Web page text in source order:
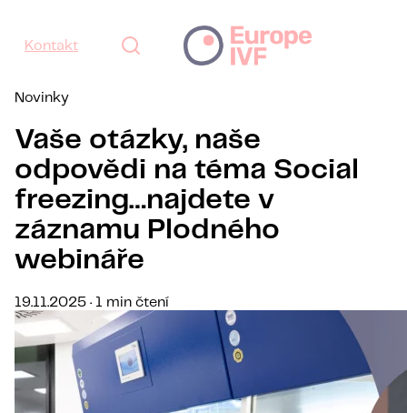
Kontakt
Novinky
Vaše otázky, naše
odpovědi na téma Social
freezing…najdete v
záznamu Plodného
webináře
19.11.2025 · 1 min čtení